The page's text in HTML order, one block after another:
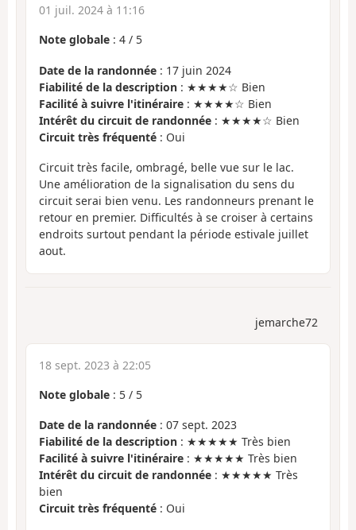
01 juil. 2024 à 11:16
Note globale : 4 / 5
Date de la randonnée : 17 juin 2024
Fiabilité de la description : ★★★★☆ Bien
Facilité à suivre l'itinéraire : ★★★★☆ Bien
Intérêt du circuit de randonnée : ★★★★☆ Bien
Circuit très fréquenté : Oui
Circuit très facile, ombragé, belle vue sur le lac.
Une amélioration de la signalisation du sens du
circuit serai bien venu. Les randonneurs prenant le
retour en premier. Difficultés à se croiser à certains
endroits surtout pendant la période estivale juillet
aout.
jemarche72
18 sept. 2023 à 22:05
Note globale : 5 / 5
Date de la randonnée : 07 sept. 2023
Fiabilité de la description : ★★★★★ Très bien
Facilité à suivre l'itinéraire : ★★★★★ Très bien
Intérêt du circuit de randonnée : ★★★★★ Très
bien
Circuit très fréquenté : Oui